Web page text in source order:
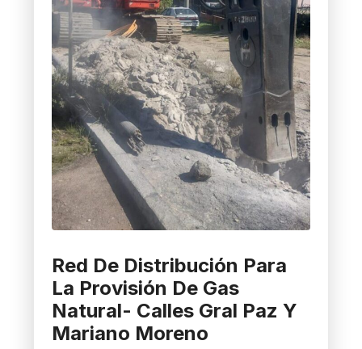
Red De Distribución Para
La Provisión De Gas
Natural- Calles Gral Paz Y
Mariano Moreno